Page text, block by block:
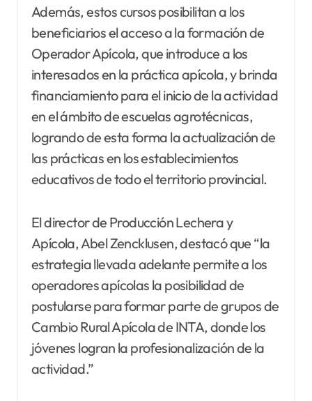
Además, estos cursos posibilitan a los
beneficiarios el acceso a la formación de
Operador Apícola, que introduce a los
interesados en la práctica apícola, y brinda
financiamiento para el inicio de la actividad
en el ámbito de escuelas agrotécnicas,
logrando de esta forma la actualización de
las prácticas en los establecimientos
educativos de todo el territorio provincial.
El director de Producción Lechera y
Apícola, Abel Zencklusen, destacó que “la
estrategia llevada adelante permite a los
operadores apícolas la posibilidad de
postularse para formar parte de grupos de
Cambio Rural Apícola de INTA, donde los
jóvenes logran la profesionalización de la
actividad.”